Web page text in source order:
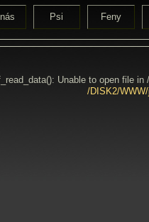
Psi Feny
Unable to open file
/DISK2/